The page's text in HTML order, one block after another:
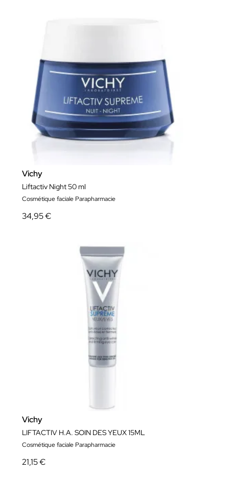
Vichy
Liftactiv Night 50 ml
Cosmétique faciale Parapharmacie
34,95 €
Vichy
LIFTACTIV H.A. SOIN DES YEUX 15ML
Cosmétique faciale Parapharmacie
21,15 €